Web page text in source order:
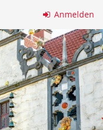
Anmelden